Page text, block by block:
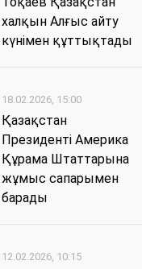
халқын Алғыс айту
күнімен құттықтады
18.02.2026, 15:00
Қазақстан
Президенті Америка
Құрама Штаттарына
жұмыс сапарымен
барады
12.02.2026, 10:15